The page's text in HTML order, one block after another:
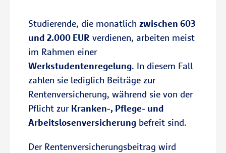
Studierende, die monatlich zwischen 603
und 2.000 EUR verdienen, arbeiten meist
im Rahmen einer
Werkstudentenregelung. In diesem Fall
zahlen sie lediglich Beiträge zur
Rentenversicherung, während sie von der
Pflicht zur Kranken-, Pflege- und
Arbeitslosenversicherung befreit sind.
Der Rentenversicherungsbeitrag wird